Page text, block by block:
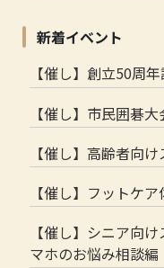
新着イベント
【催し】創立50周
【催し】市民囲碁大
【催し】高齢者向
【催し】フットケ
【催し】シニア向
マホのお悩み相談編